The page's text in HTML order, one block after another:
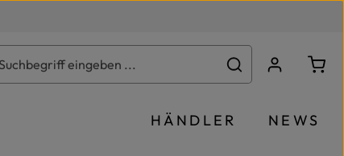
HÄNDLER NEWS